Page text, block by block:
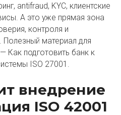
antifraud, KYC, клиентские
А это уже прямая зона
контроля и
материал для
— Как подготовить банк к
ISO 27001
внедрение
ISO 42001